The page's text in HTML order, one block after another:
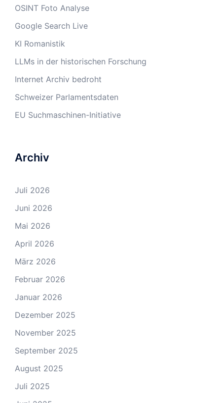
OSINT Foto Analyse
Google Search Live
KI Romanistik
LLMs in der historischen Forschung
Internet Archiv bedroht
Schweizer Parlamentsdaten
EU Suchmaschinen-Initiative
Archiv
Juli 2026
Juni 2026
Mai 2026
April 2026
März 2026
Februar 2026
Januar 2026
Dezember 2025
November 2025
September 2025
August 2025
Juli 2025